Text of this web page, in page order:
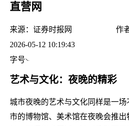
直营网
来源： 证券时报网 作
2026-05-12 10:19:43
字号
艺术与文化：夜晚的精彩
城市夜晚的艺术与文化同样是一
市的博物馆、美术馆在夜晚会推